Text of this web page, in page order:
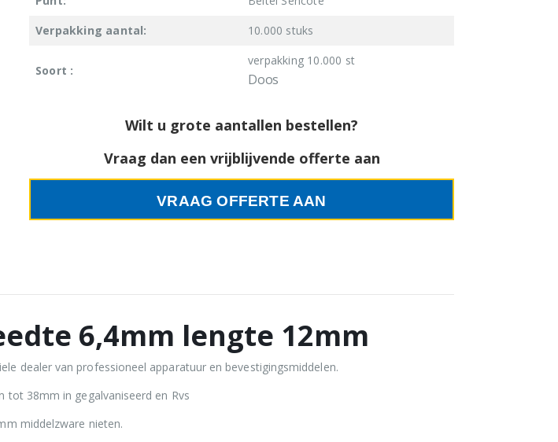
Verpakking aantal:
10.000 stuks
Soort :
verpakking 10.000 st
Doos
Wilt u grote aantallen bestellen?
Vraag dan een vrijblijvende offerte aan
VRAAG OFFERTE AAN
6,4mm lengte 12mm
dealer van professioneel apparatuur en bevestigingsmiddelen.
tot 38mm in gegalvaniseerd en Rvs
middelzware nieten.